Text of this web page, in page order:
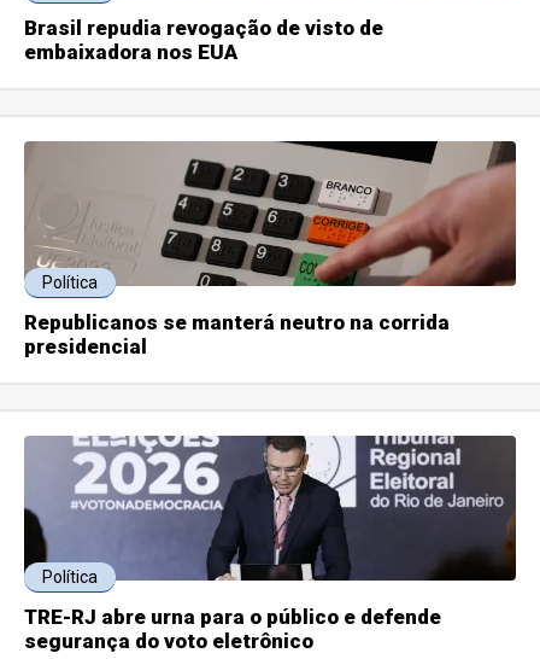
Brasil repudia revogação de visto de
embaixadora nos EUA
Política
Republicanos se manterá neutro na corrida
presidencial
Política
TRE-RJ abre urna para o público e defende
segurança do voto eletrônico